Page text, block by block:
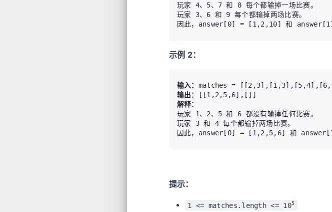
玩家 4、5、7 和 8 每个都输掉一场比赛。
玩家 3、6 和 9 每个都输掉两场比赛。
示例 2：
输入：
输出：
解释：
玩家 1、2、5 和 6 都没有输掉任何比赛。
玩家 3 和 4 每个都输掉两场比赛。
提示：
1 <= matches.length <= 105